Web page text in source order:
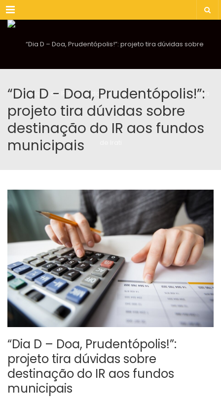
Menu
“Dia D - Doa, Prudentópolis!”:
projeto tira dúvidas sobre
destinação do IR aos fundos
municipais
“Dia D – Doa, Prudentópolis!”:
projeto tira dúvidas sobre
destinação do IR aos fundos
municipais